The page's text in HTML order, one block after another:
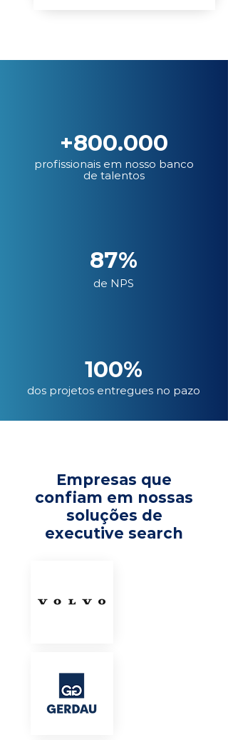
+800.000
profissionais em nosso banco
de talentos
87%
de NPS
100%
dos projetos entregues no pazo
Empresas que
confiam em nossas
soluções de
executive search